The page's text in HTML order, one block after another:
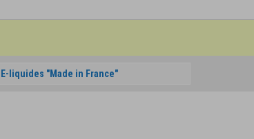
E-liquides "Made in France"